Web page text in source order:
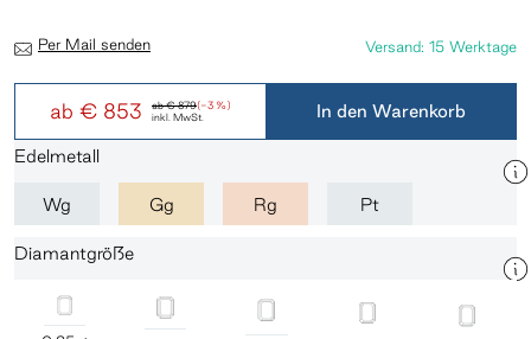
ab€ 879(-3 %)
ab € 853 inkl. MwSt.
Versand: 15 Werktage
Per Mail senden
In den Warenkorb
Edelmetall
Wg Gg Rg Pt
Diamantgröße